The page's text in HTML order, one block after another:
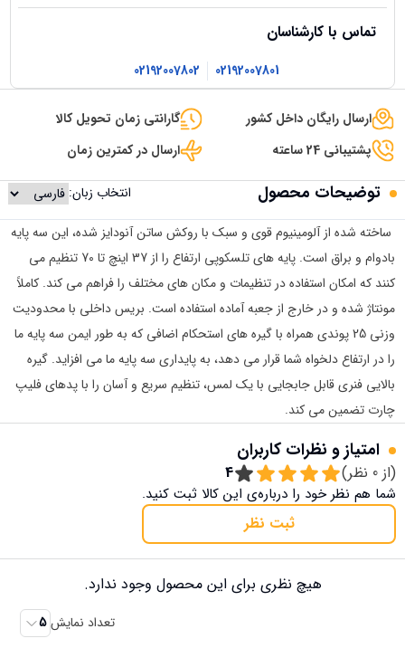
تماس با کارشناسان
02192007801
02192007802
ارسال رایگان داخل کشور
گارانتی زمان تحویل کالا
پشتیبانی 24 ساعته
ارسال در کمترین زمان
توضیحات محصول
انتخاب زبان:
ساخته شده از آلومینیوم قوی و سبک با روکش ساتن آنودایز شده، این سه پایه
بادوام و براق است. پایه های تلسکوپی ارتفاع را از 37 اینچ تا 70 تنظیم می
کنند که امکان استفاده در تنظیمات و مکان های مختلف را فراهم می کند. کاملاً
مونتاژ شده و در خارج از جعبه آماده استفاده است. بریس داخلی با محدودیت
وزنی 25 پوندی همراه با گیره های استحکام اضافی که به طور ایمن سه پایه ما
را در ارتفاع دلخواه شما قرار می دهد، به پایداری سه پایه ما می افزاید. گیره
بالایی فنری قابل جابجایی با یک لمس، تنظیم سریع و آسان را با پدهای فلیپ
چارت تضمین می کند.
امتیاز و نظرات کاربران
(از 0 نظر) 4
شما هم نظر خود را درباره‌ی این کالا ثبت کنید.
ثبت نظر
هیچ نظری برای این محصول وجود ندارد.
تعداد نمایش 5